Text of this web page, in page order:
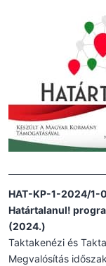
HAT-KP-1-2024/1-
Határtalanul!
(2024.)
Taktakenézi és
Megvalósítás